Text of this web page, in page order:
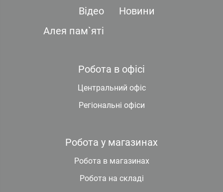
Відео
Новини
Алея пам`яті
Робота в офісі
Центральний офіс
Регіональні офіси
Робота у магазинах
Робота в магазинах
Робота на складі